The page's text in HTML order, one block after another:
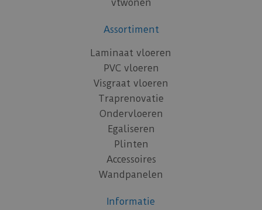
vtwonen
Assortiment
Laminaat vloeren
PVC vloeren
Visgraat vloeren
Traprenovatie
Ondervloeren
Egaliseren
Plinten
Accessoires
Wandpanelen
Informatie